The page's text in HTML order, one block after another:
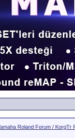
Roland Forum / KorgTr